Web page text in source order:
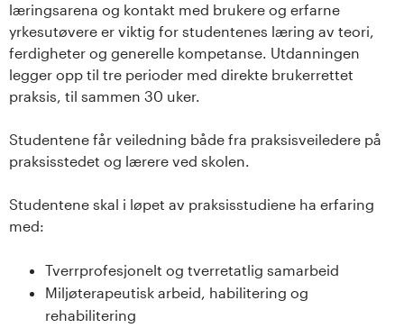
læringsarena og kontakt med brukere og erfarne
yrkesutøvere er viktig for studentenes læring av teori,
ferdigheter og generelle kompetanse. Utdanningen
legger opp til tre perioder med direkte brukerrettet
praksis, til sammen 30 uker.
Studentene får veiledning både fra praksisveiledere på
praksisstedet og lærere ved skolen.
Studentene skal i løpet av praksisstudiene ha erfaring
med:
Tverrprofesjonelt og tverretatlig samarbeid
Miljøterapeutisk arbeid, habilitering og
rehabilitering